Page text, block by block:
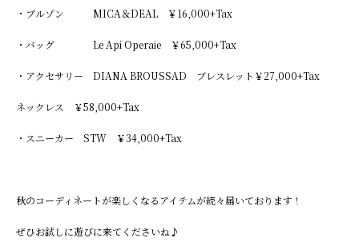
・ブルゾン MICA＆DEAL ￥16,000+Tax
・バッグ Le Api Operaie ￥65,000+Tax
・アクセサリー DIANA BROUSSAD ブレスレット￥27,000+Tax
ネックレス ￥58,000+Tax
・スニーカー STW ￥34,000+Tax
秋のコーディネートが楽しくなるアイテムが続々届いております！
ぜひお試しに遊びに来てくださいね♪